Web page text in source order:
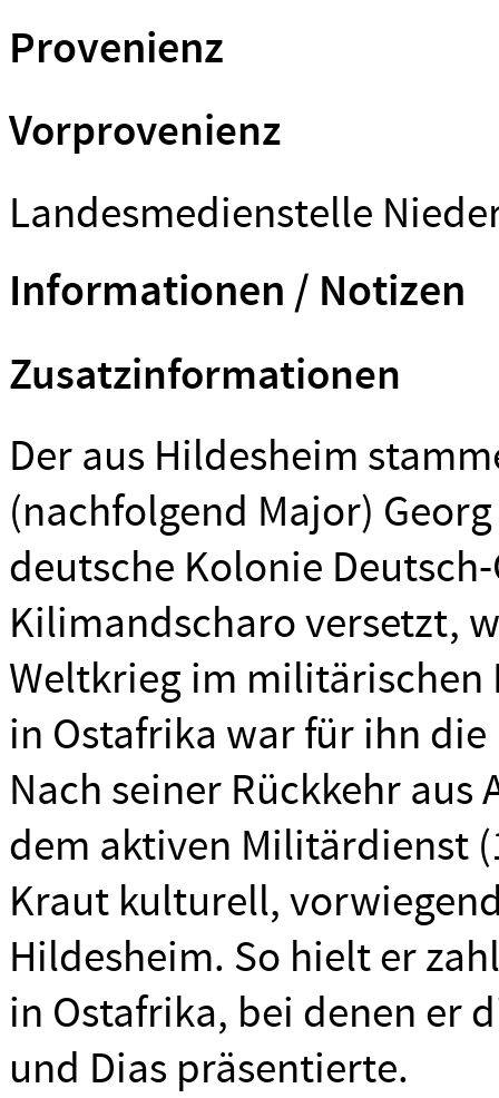
Provenienz
Vorprovenienz
Landesmedienstelle
Informationen / Notizen
Zusatzinformationen
Der aus Hildesheim
(nachfolgend Major)
deutsche Kolonie
Kilimandscharo versetzt,
Weltkrieg im militärischen
in Ostafrika war für ihn
Nach seiner Rückkehr aus
dem aktiven Militärdienst
Kraut kulturell,
Hildesheim. So hielt er
in Ostafrika, bei denen er
und Dias präsentierte.